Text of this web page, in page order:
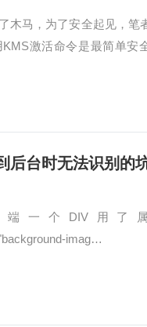
木马，为了安全起见，
激活命令是最简单安
后台时无法识别的
一个DIV用了
imag…